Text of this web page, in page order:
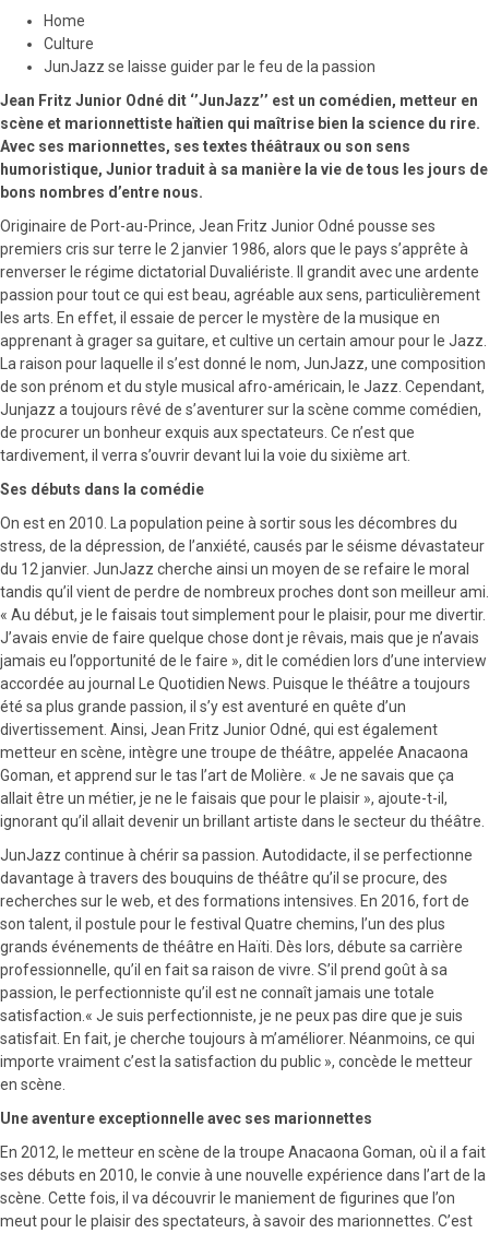
Home
Culture
JunJazz se laisse guider par le feu de la passion
Jean Fritz Junior Odné dit ‘’JunJazz’’ est un comédien, metteur en
scène et marionnettiste haïtien qui maîtrise bien la science du rire.
Avec ses marionnettes, ses textes théâtraux ou son sens
humoristique, Junior traduit à sa manière la vie de tous les jours de
bons nombres d’entre nous.
Originaire de Port-au-Prince, Jean Fritz Junior Odné pousse ses
premiers cris sur terre le 2 janvier 1986, alors que le pays s’apprête à
renverser le régime dictatorial Duvaliériste. Il grandit avec une ardente
passion pour tout ce qui est beau, agréable aux sens, particulièrement
les arts. En effet, il essaie de percer le mystère de la musique en
apprenant à grager sa guitare, et cultive un certain amour pour le Jazz.
La raison pour laquelle il s’est donné le nom, JunJazz, une composition
de son prénom et du style musical afro-américain, le Jazz. Cependant,
Junjazz a toujours rêvé de s’aventurer sur la scène comme comédien,
de procurer un bonheur exquis aux spectateurs. Ce n’est que
tardivement, il verra s’ouvrir devant lui la voie du sixième art.
Ses débuts dans la comédie
On est en 2010. La population peine à sortir sous les décombres du
stress, de la dépression, de l’anxiété, causés par le séisme dévastateur
du 12 janvier. JunJazz cherche ainsi un moyen de se refaire le moral
tandis qu’il vient de perdre de nombreux proches dont son meilleur ami.
« Au début, je le faisais tout simplement pour le plaisir, pour me divertir.
J’avais envie de faire quelque chose dont je rêvais, mais que je n’avais
jamais eu l’opportunité de le faire », dit le comédien lors d’une interview
accordée au journal Le Quotidien News. Puisque le théâtre a toujours
été sa plus grande passion, il s’y est aventuré en quête d’un
divertissement. Ainsi, Jean Fritz Junior Odné, qui est également
metteur en scène, intègre une troupe de théâtre, appelée Anacaona
Goman, et apprend sur le tas l’art de Molière. « Je ne savais que ça
allait être un métier, je ne le faisais que pour le plaisir », ajoute-t-il,
ignorant qu’il allait devenir un brillant artiste dans le secteur du théâtre.
JunJazz continue à chérir sa passion. Autodidacte, il se perfectionne
davantage à travers des bouquins de théâtre qu’il se procure, des
recherches sur le web, et des formations intensives. En 2016, fort de
son talent, il postule pour le festival Quatre chemins, l’un des plus
grands événements de théâtre en Haïti. Dès lors, débute sa carrière
professionnelle, qu’il en fait sa raison de vivre. S’il prend goût à sa
passion, le perfectionniste qu’il est ne connaît jamais une totale
satisfaction.« Je suis perfectionniste, je ne peux pas dire que je suis
satisfait. En fait, je cherche toujours à m’améliorer. Néanmoins, ce qui
importe vraiment c’est la satisfaction du public », concède le metteur
en scène.
Une aventure exceptionnelle avec ses marionnettes
En 2012, le metteur en scène de la troupe Anacaona Goman, où il a fait
ses débuts en 2010, le convie à une nouvelle expérience dans l’art de la
scène. Cette fois, il va découvrir le maniement de figurines que l’on
meut pour le plaisir des spectateurs, à savoir des marionnettes. C’est